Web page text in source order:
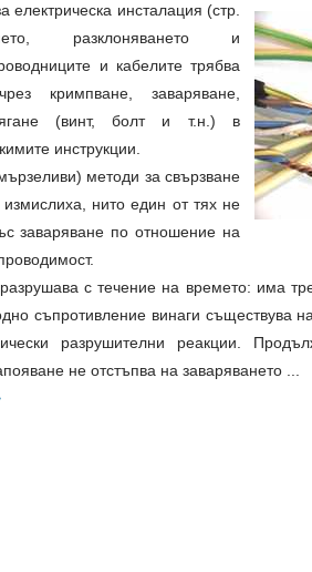
електрическа инсталация (стр.
разклоняването и
и кабелите трябва
кримпване, заваряване,
(винт, болт и т.н.) в
инструкции.
методи за свързване
нито един от тях не
заваряване по отношение на
с течение на времето: има
съпротивление винаги съществува
разрушителни реакции.
не отстъпва на заваряването ...